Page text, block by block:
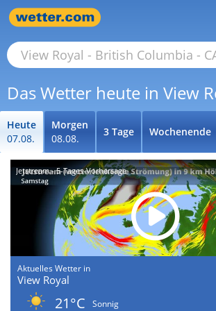
Das Wetter heute in View
Heute
07.08.
Morgen
08.08.
3 Tage Wochenende
Jetstream - 5-Tages-Vorhersage
Aktuelles Wetter in
View Royal
21°C
Sonnig